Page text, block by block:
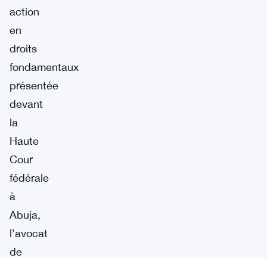
action
en
droits
fondamentaux
présentée
devant
la
Haute
Cour
fédérale
à
Abuja,
l’avocat
de